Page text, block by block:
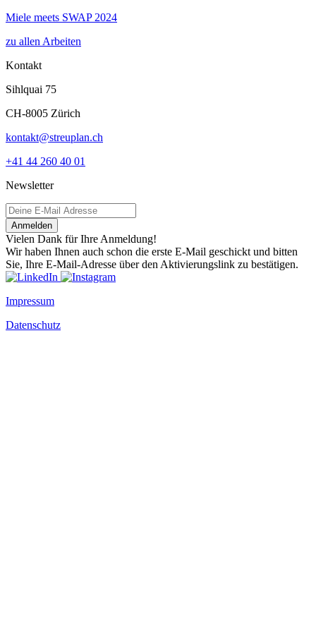
Miele meets SWAP 2024
zu allen Arbeiten
Kontakt
Sihlquai 75
CH-8005 Zürich
kontakt@streuplan.ch
+41 44 260 40 01
Newsletter
Anmelden
Vielen Dank für Ihre Anmeldung!
Wir haben Ihnen auch schon die erste E-Mail geschickt und bitten
Sie, Ihre E-Mail-Adresse über den Aktivierungslink zu bestätigen.
Impressum
Datenschutz